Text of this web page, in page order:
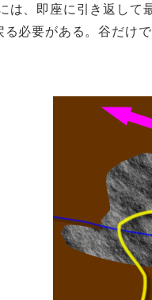
は、即座に引き返し
必要がある。谷だけ